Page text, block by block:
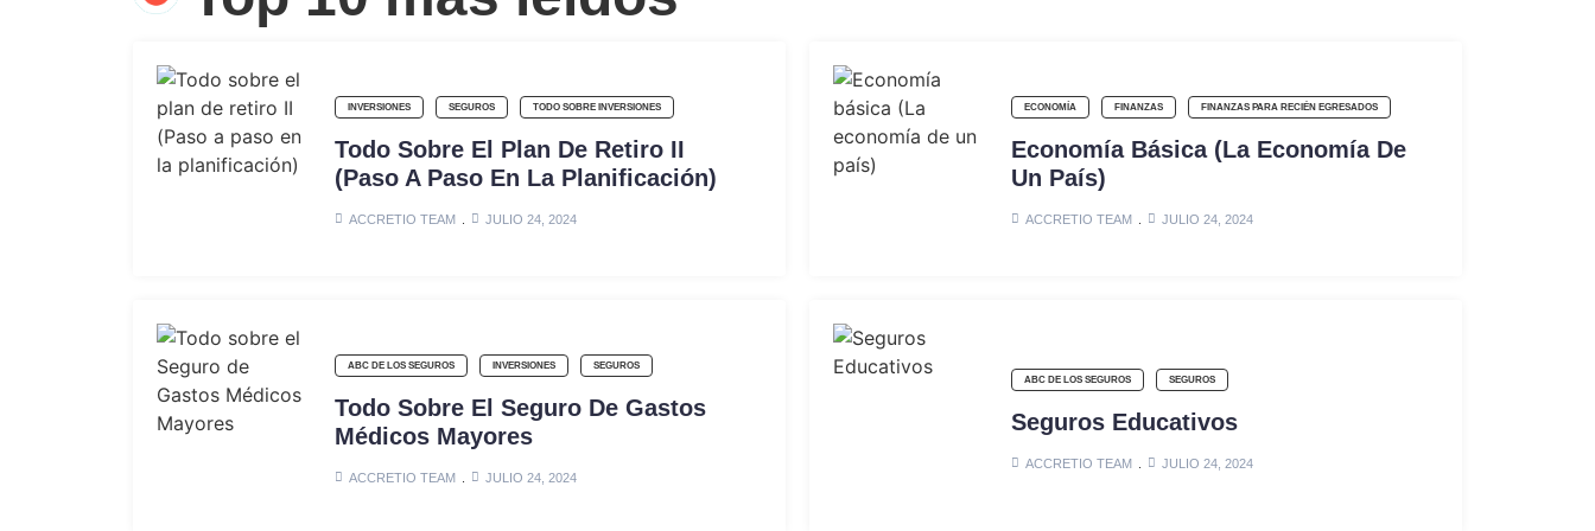
INVERSIONES SEGUROS TODO SOBRE INVERSIONES
Todo Sobre El Plan De Retiro II
(Paso A Paso En La Planificación)
ACCRETIO TEAM JULIO 24, 2024
ECONOMÍA FINANZAS FINANZAS PARA RECIÉN EGRESADOS
Economía Básica (La Economía De
Un País)
ACCRETIO TEAM JULIO 24, 2024
ABC DE LOS SEGUROS INVERSIONES SEGUROS
Todo Sobre El Seguro De Gastos
Médicos Mayores
ACCRETIO TEAM JULIO 24, 2024
ABC DE LOS SEGUROS SEGUROS
Seguros Educativos
ACCRETIO TEAM JULIO 24, 2024